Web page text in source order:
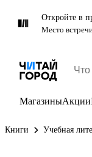
Откройте в
Место
МагазиныАкции
Книги Учебная